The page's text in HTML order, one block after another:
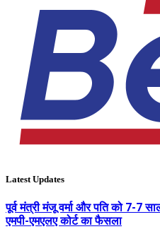
Latest Updates
पूर्व मंत्री मंजू वर्मा और पति को 7-7
एमपी-एमएलए कोर्ट का फैसला